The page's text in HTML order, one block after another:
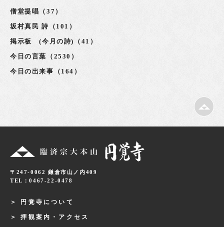
僧堂提唱（37）
坂村真民 詩（101）
掲示板 (今月の詩)（41）
今日の言葉（2530）
今日の出来事（164）
〒247-0062 鎌倉市山ノ内409
TEL：0467-22-0478
円覚寺について
拝観案内・アクセス